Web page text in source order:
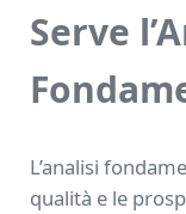
Serve
L’analisi
qualità e le